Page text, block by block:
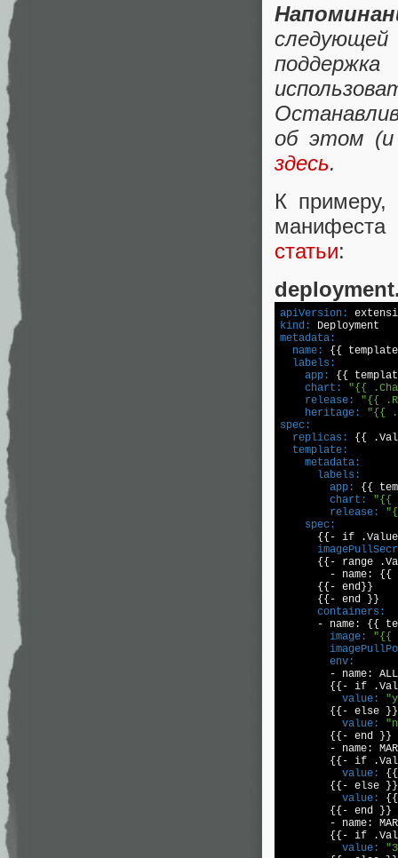
следующей
об этом (и
здесь.
К примеру,
статьи:
apiVersion:
kind:
metadata:
  name:
{{
  labels:
    app:
{{
    chart:
"{{
    release:
"{{
    heritage:
"{{
spec:
  replicas:
  template:
    metadata:
      labels:
        app:
{{
        chart:
"{{
        release:
    spec:
{{- range
- name: {{
      {{- end}}
      containers:
- name: {{
        image:
"{{
        env:
- name:
          value:
          value:
        {{- end }}
- name:
          value:
{{
          value:
{{
        {{- end }}
- name:
          value: